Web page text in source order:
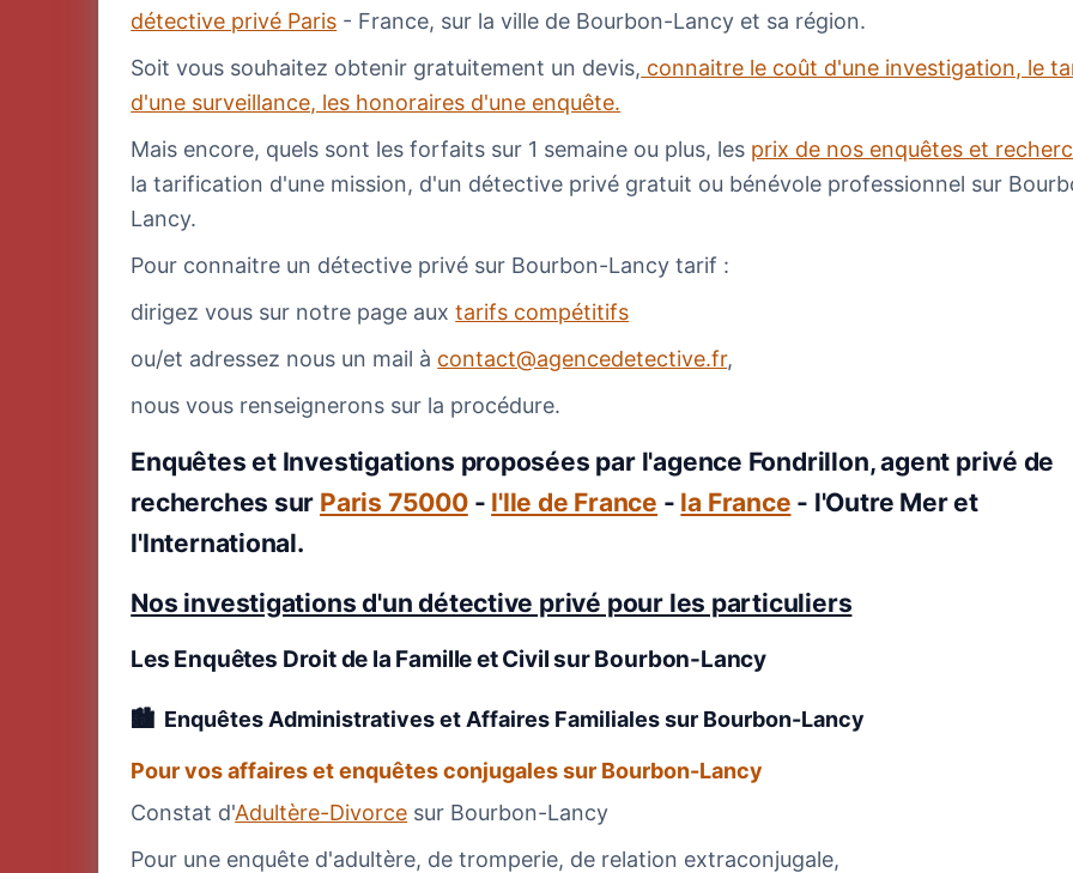
détective privé Paris - France, sur la ville de Bourbon-Lancy et sa région.
Soit vous souhaitez obtenir gratuitement un devis, connaitre le coût d'une investigation, le
d'une surveillance, les honoraires d'une enquête.
Mais encore, quels sont les forfaits sur 1 semaine ou plus, les prix de nos enquêtes et
la tarification d'une mission, d'un détective privé gratuit ou bénévole professionnel sur
Lancy.
Pour connaitre un détective privé sur Bourbon-Lancy tarif :
dirigez vous sur notre page auxtarifs compétitifs
ou/et adressez nous un mail à contact@agencedetective.fr,
nous vous renseignerons sur la procédure.
Enquêtes et Investigations proposées par l'agence Fondrillon, agent privé de
recherches sur Paris 75000- l'Ile de France - la France - l'Outre Mer et
l'International.
Nos investigations d'un détective privé pour les particuliers
Les Enquêtes Droit de la Famille et Civilsur Bourbon-Lancy
Enquêtes Administratives et Affaires Familialessur Bourbon-Lancy
Pour vos affaires et enquêtes conjugales sur Bourbon-Lancy
Constat d'Adultère-Divorce sur Bourbon-Lancy
Pour une enquête d'adultère, de tromperie, de relation extraconjugale,